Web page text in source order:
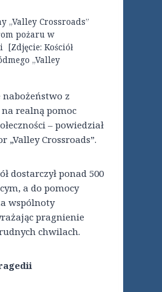
„Valley Crossroads”
pożaru w
Kościół
„Valley
z
realną pomoc
– powiedział
„Valley Crossroads”.
dostarczył ponad 500
a do pomocy
wspólnoty
pragnienie
chwilach.